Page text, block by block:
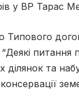
у ВР Тарас
Типового
питання
ділянок та